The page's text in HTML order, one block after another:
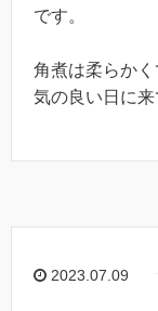
です。
角煮は柔らか
気の良い日に来
2023.07.09